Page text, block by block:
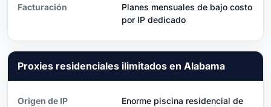
Facturación
Planes mensuales de bajo costo
por IP dedicado
Proxies residenciales ilimitados en Alabama
Origen de IP
Enorme piscina residencial de